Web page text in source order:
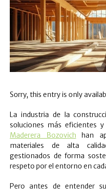
Sorry, this entry is only
La industria de la
soluciones más eficientes
Maderera Bozovich han
materiales de alta
gestionados de forma
respeto por el entorno en
Pero antes de entender